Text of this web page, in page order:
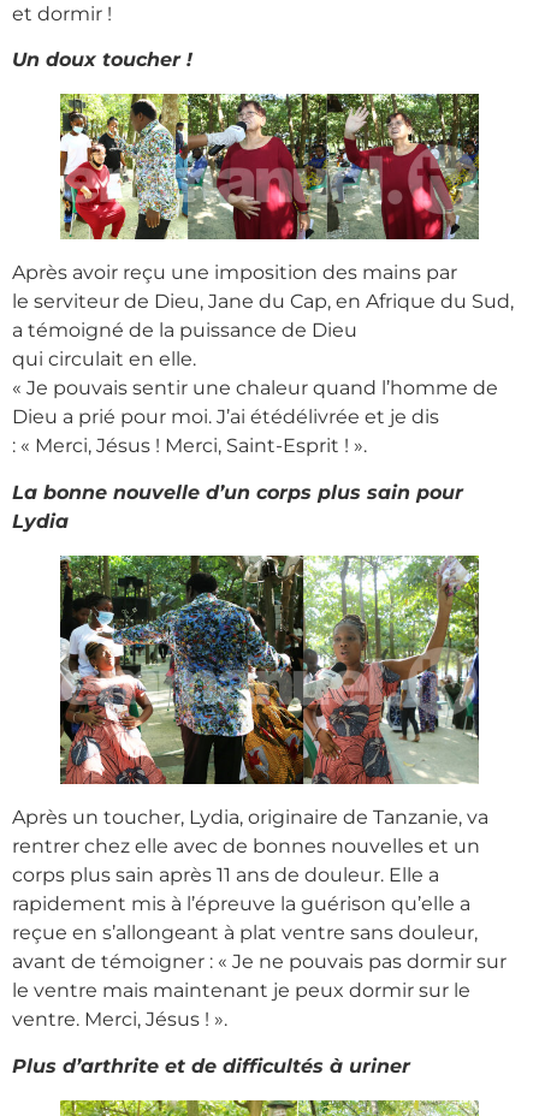
et dormir !
Un doux toucher !
Après avoir reçu une imposition des mains par
le serviteur de Dieu, Jane du Cap, en Afrique du Sud,
a témoigné de la puissance de Dieu
qui circulait en elle.
« Je pouvais sentir une chaleur quand l’homme de
Dieu a prié pour moi. J’ai étédélivrée et je dis
: « Merci, Jésus ! Merci, Saint-Esprit ! ».
La bonne nouvelle d’un corps plus sain pour
Lydia
Après un toucher, Lydia, originaire de Tanzanie, va
rentrer chez elle avec de bonnes nouvelles et un
corps plus sain après 11 ans de douleur. Elle a
rapidement mis à l’épreuve la guérison qu’elle a
reçue en s’allongeant à plat ventre sans douleur,
avant de témoigner : « Je ne pouvais pas dormir sur
le ventre mais maintenant je peux dormir sur le
ventre. Merci, Jésus ! ».
Plus d’arthrite et de difficultés à uriner